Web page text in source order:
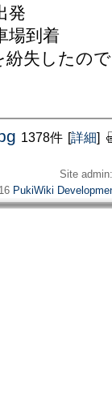
発
場到着
紛失したの
1378件 [詳細]
Site
PukiWiki